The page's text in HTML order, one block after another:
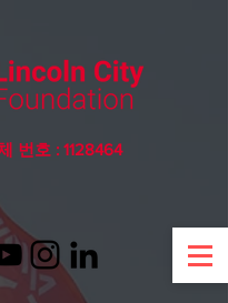
번호 : 1128464